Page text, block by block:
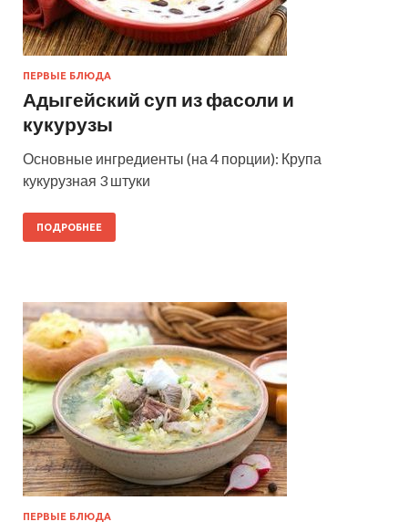
ПЕРВЫЕ БЛЮДА
Адыгейский суп из фасоли и
кукурузы
Основные ингредиенты (на 4 порции): Крупа
кукурузная 3 штуки
ПОДРОБНЕЕ
ПЕРВЫЕ БЛЮДА